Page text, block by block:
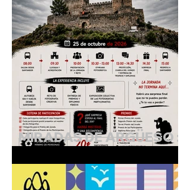
MIRADAS DE ARGÜESO :
Creativa.